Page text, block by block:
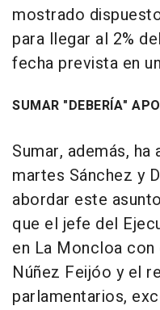
mostrado
para llegar al 2%
fecha prevista en
SUMAR "DEBERÍA"
Sumar, además,
martes Sánchez y
abordar este
que el jefe del
en La Moncloa
Núñez Feijóo y el
parlamentarios,